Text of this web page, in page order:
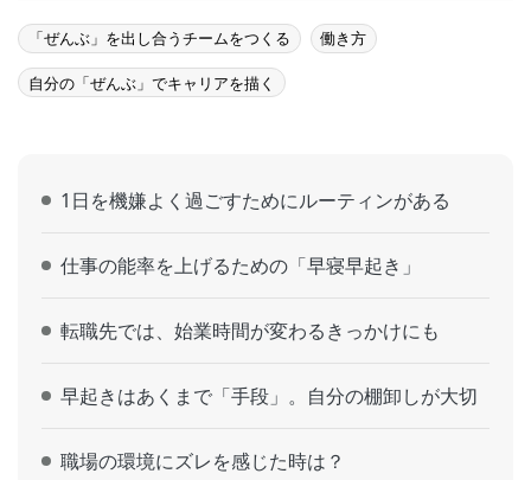
「ぜんぶ」を出し合うチームをつくる 働き方
自分の「ぜんぶ」でキャリアを描く
1日を機嫌よく過ごすためにルーティンがある
仕事の能率を上げるための「早寝早起き」
転職先では、始業時間が変わるきっかけにも
早起きはあくまで「手段」。自分の棚卸しが大切
職場の環境にズレを感じた時は？